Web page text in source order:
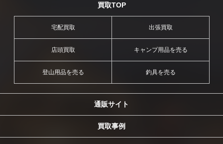
買取TOP
宅配買取 出張買取
店頭買取 キャンプ用品を売る
登山用品を売る 釣具を売る
通販サイト
買取事例